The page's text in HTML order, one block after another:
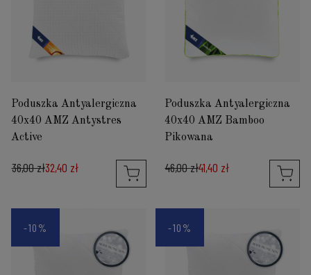
Poduszka Antyalergiczna
40x40 AMZ Antystres
Active
36,00 zł32,40 zł
Poduszka Antyalergiczna
40x40 AMZ Bamboo
Pikowana
46,00 zł41,40 zł
-10% -10%